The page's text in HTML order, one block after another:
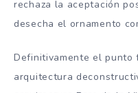
rechaza la aceptación
desecha el ornamento
Definitivamente el
arquitectura